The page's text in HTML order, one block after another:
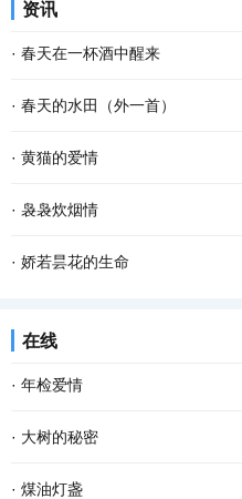
资讯
· 春天在一杯酒中醒来
杯斟满，等一场空 静。漏水的时
里 安慰，娘的一声叹息 青花在杯
雪落故道 如果仰望是一次突围 咽
· 春天的水田（外一首）
春天的水田里， 禾苗怀抱农夫的
手去拨沟渠里的水； 我用力闻挨
隔着几个“田块”相框，能遇到十几
· 黄猫的爱情
腊梅一开，春天不远了；猫儿一
同寻常的叫，不同寻常的呼。腊
· 袅袅炊烟情
从村庄走出的游子，乡愁深处都
· 娇若昙花的生命
在线
· 年检爱情
岁末年初，各类年检渐渐提上日
简化，相对来说，年检的项目少
· 大树的秘密
我坚信，每一棵大树，都有着自
· 煤油灯盏